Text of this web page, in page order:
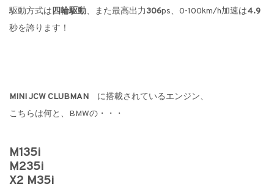
駆動方式は 四輪駆動、また最高出力306ps、0-100km/h加速は4.9
秒を誇ります！
MINI JCWCLUBMAN に搭載されているエンジン、
こちらは何と、BMWの・・・
M135i
M235i